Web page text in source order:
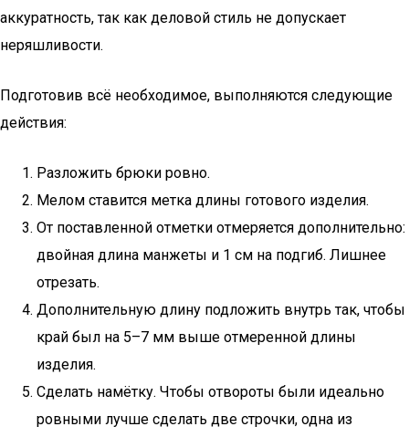
аккуратность, так как деловой стиль не допускает
неряшливости.
Подготовив всё необходимое, выполняются следующие
действия:
Разложить брюки ровно.
Мелом ставится метка длины готового изделия.
От поставленной отметки отмеряется дополнительно:
двойная длина манжеты и 1 см на подгиб. Лишнее
отрезать.
Дополнительную длину подложить внутрь так, чтобы
край был на 5–7 мм выше отмеренной длины
изделия.
Сделать намётку. Чтобы отвороты были идеально
ровными лучше сделать две строчки, одна из